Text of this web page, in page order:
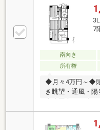
7
南向き
所有権
◆月々4万円～◆頭
き眺望・通風・
沿線利用可能｜